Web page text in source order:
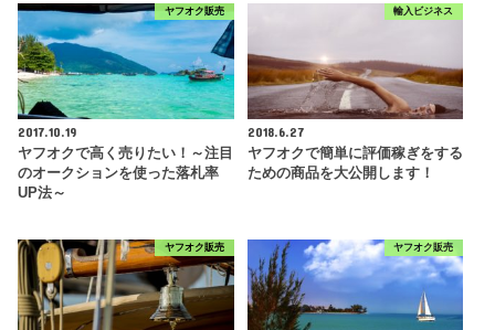
ヤフオク販売
2017.10.19
ヤフオクで高く売りたい！～注目
のオークションを使った落札率
UP法～
輸入ビジネス
2018.6.27
ヤフオクで簡単に評価稼ぎをする
ための商品を大公開します！
ヤフオク販売 ヤフオク販売